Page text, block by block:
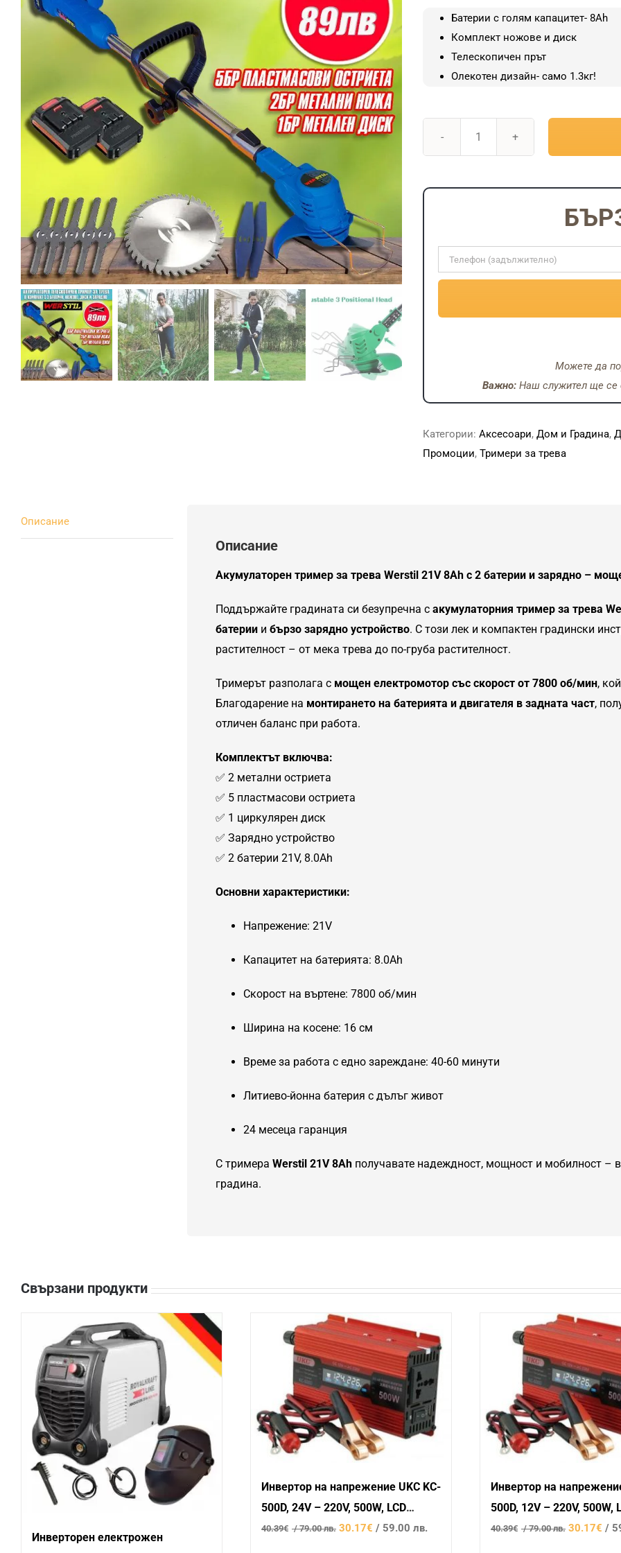
101.75€
/
199.00
лв..
Батерии с голям капацитет- 8Аh
Комплект ножове и диск
Телескопичен прът
Олекотен дизайн- само 1.3кг!
Телескопичен
Werstil
21V
Можете да
Важно: Наш служител ще се
Категории: Аксесоари, Дом и Градина,
Промоции, Тримери за трева
Описание
Описание
Акумулаторен тример за трева Werstil 21V 8Ah с 2 батерии и зарядно –
Поддържайте градината си безупречна с акумулаторния тример за трева
батериии бързо зарядно устройство. С този лек и компактен градински
растителност – от мека трева до по-груба растителност.
Тримерът разполага с мощен електромотор със скорост от 7800 об/мин,
Благодарение на монтирането на батерията и двигателя в задната част,
отличен баланс при работа.
Комплектът включва:
✅ 2 метални остриета
✅ 5 пластмасови остриета
✅ 1 циркулярен диск
✅ Зарядно устройство
✅ 2 батерии 21V, 8.0Ah
Основни характеристики:
Напрежение: 21V
Капацитет на батерията: 8.0Ah
Скорост на въртене: 7800 об/мин
Ширина на косене: 16 см
Време за работа с едно зареждане: 40-60 минути
Литиево-йонна батерия с дълъг живот
24 месеца гаранция
С тримера Werstil 21V 8Ahполучавате надеждност, мощност и мобилност –
градина.
Свързани продукти
Инверторен електрожен
Инвертор на напрежение UKC KC-
500D, 24V – 220V, 500W, LCD
дисплей
40.39€ / 79.00 лв. Original
30.17€ / 59.00 лв.Текущата
Инвертор на
500D, 12V – 220V, 500W,
дисплей
40.39€ / 79.00 лв. Original
30.17€ /